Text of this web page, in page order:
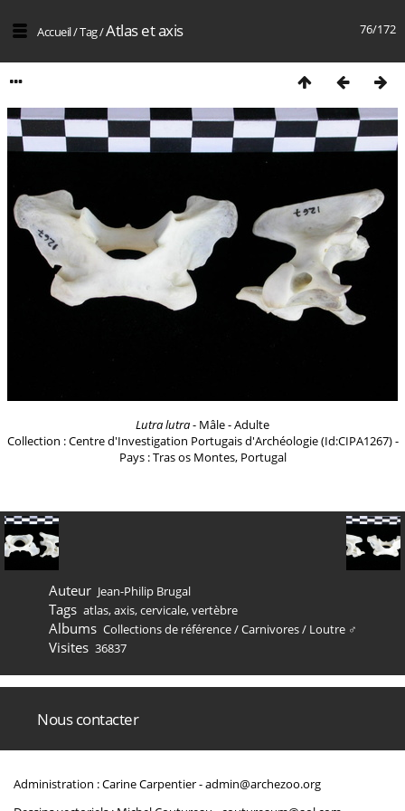
76/172
Accueil/Tag/Atlas et axis
Lutra lutra- Mâle - Adulte
Collection : Centre d'Investigation Portugais d'Archéologie (Id:CIPA1267) -
Pays : Tras os Montes, Portugal
Auteur Jean-Philip Brugal
Tags atlas,axis,cervicale,vertèbre
Albums Collections de référence/Carnivores/ Loutre ♂
Visites 36837
Nous contacter
Administration : Carine Carpentier -admin@archezoo.org